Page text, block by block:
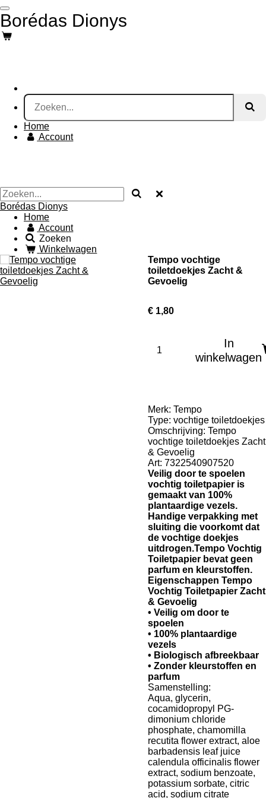
Ga
direct
naar
de
Borédas Dionys
Home
Account
Borédas Dionys
Home
Account
Zoeken
Winkelwagen
Tempo vochtige
toiletdoekjes Zacht &
Gevoelig
€ 1,80
In
winkelwagen
Merk: Tempo
Type: vochtige toiletdoekjes
Omschrijving: Tempo
vochtige toiletdoekjes Zacht
& Gevoelig
Art: 7322540907520
Veilig door te spoelen
vochtig toiletpapier is
gemaakt van 100%
plantaardige vezels.
Handige verpakking met
sluiting die voorkomt dat
de vochtige doekjes
uitdrogen.Tempo Vochtig
Toiletpapier bevat geen
parfum en kleurstoffen.
Eigenschappen Tempo
Vochtig Toiletpapier Zacht
& Gevoelig
• Veilig om door te
spoelen
• 100% plantaardige
vezels
• Biologisch afbreekbaar
• Zonder kleurstoffen en
parfum
Samenstelling:
Aqua, glycerin,
cocamidopropyl PG-
dimonium chloride
phosphate, chamomilla
recutita flower extract, aloe
barbadensis leaf juice
calendula officinalis flower
extract, sodium benzoate,
potassium sorbate, citric
acid, sodium citrate